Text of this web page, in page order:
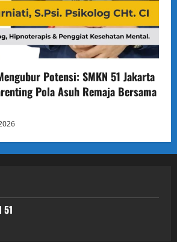
Potensi: SMKN 51 Jakarta
Pola Asuh Remaja Bersama
51